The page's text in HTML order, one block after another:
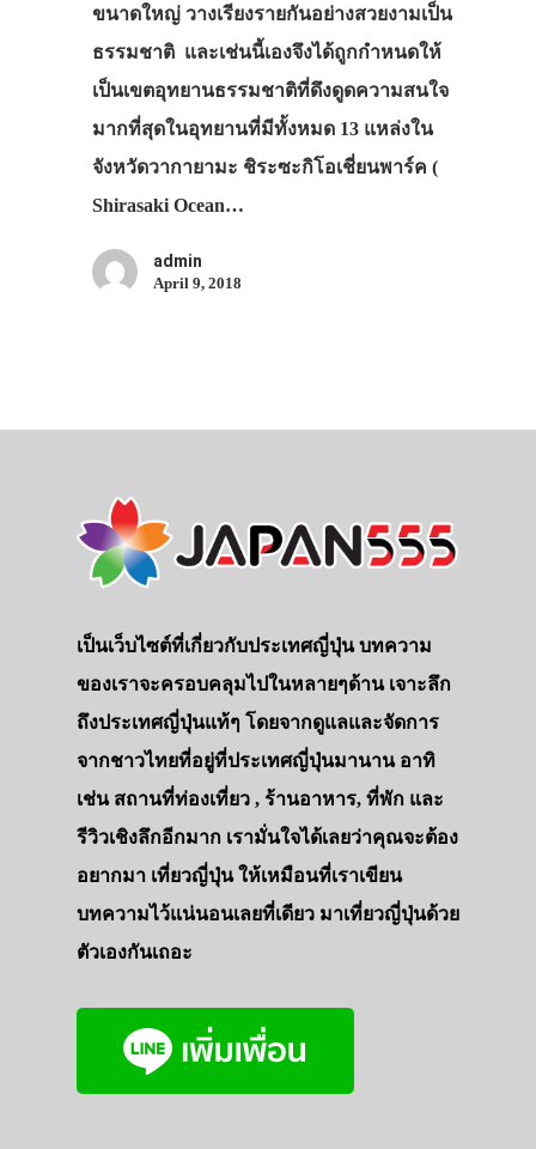
ขนาดใหญ่ วางเรียงรายกันอย่างสวยงามเป็น
ธรรมชาติ และเช่นนี้เองจึงได้ถูกกำหนดให้
เป็นเขตอุทยานธรรมชาติที่ดึงดูดความสนใจ
มากที่สุดในอุทยานที่มีทั้งหมด 13 แหล่งใน
จังหวัดวากายามะ ชิระซะกิโอเชี่ยนพาร์ค (
Shirasaki Ocean…
admin
April 9, 2018
เป็นเว็บไซต์ที่เกี่ยวกับประเทศญี่ปุ่น บทความ
ของเราจะครอบคลุมไปในหลายๆด้าน เจาะลึก
ถึงประเทศญี่ปุ่นแท้ๆ โดยจากดูแลและจัดการ
จากชาวไทยที่อยู่ที่ประเทศญี่ปุ่นมานาน อาทิ
เช่น สถานที่ท่องเที่ยว , ร้านอาหาร, ที่พัก และ
รีวิวเชิงลึกอีกมาก เรามั่นใจได้เลยว่าคุณจะต้อง
อยากมา เที่ยวญี่ปุ่น ให้เหมือนที่เราเขียน
บทความไว้แน่นอนเลยที่เดียว มาเที่ยวญี่ปุ่นด้วย
ตัวเองกันเถอะ
เอง
รถบัส
เดินทาง
ทัวร์